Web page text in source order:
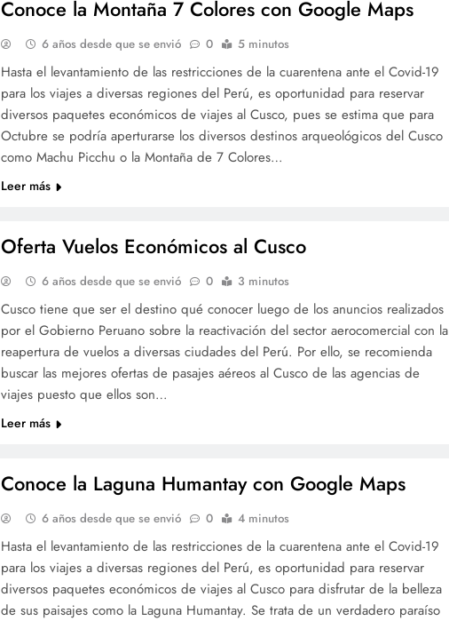
Conoce la Montaña 7 Colores con Google Maps
6 años desde que se envió 0 5 minutos
Hasta el levantamiento de las restricciones de la cuarentena ante el Covid-19
para los viajes a diversas regiones del Perú, es oportunidad para reservar
diversos paquetes económicos de viajes al Cusco, pues se estima que para
Octubre se podría aperturarse los diversos destinos arqueológicos del Cusco
como Machu Picchu o la Montaña de 7 Colores…
Leer más
Oferta Vuelos Económicos al Cusco
6 años desde que se envió 0 3 minutos
Cusco tiene que ser el destino qué conocer luego de los anuncios realizados
por el Gobierno Peruano sobre la reactivación del sector aerocomercial con la
reapertura de vuelos a diversas ciudades del Perú. Por ello, se recomienda
buscar las mejores ofertas de pasajes aéreos al Cusco de las agencias de
viajes puesto que ellos son…
Leer más
Conoce la Laguna Humantay con Google Maps
6 años desde que se envió 0 4 minutos
Hasta el levantamiento de las restricciones de la cuarentena ante el Covid-19
para los viajes a diversas regiones del Perú, es oportunidad para reservar
diversos paquetes económicos de viajes al Cusco para disfrutar de la belleza
de sus paisajes como la Laguna Humantay. Se trata de un verdadero paraíso